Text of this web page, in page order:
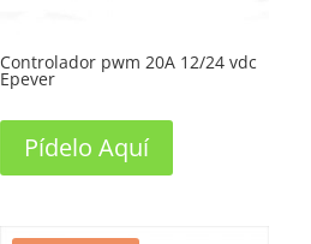
Controlador pwm 20A 12/24 vdc
Epever
Pídelo Aquí